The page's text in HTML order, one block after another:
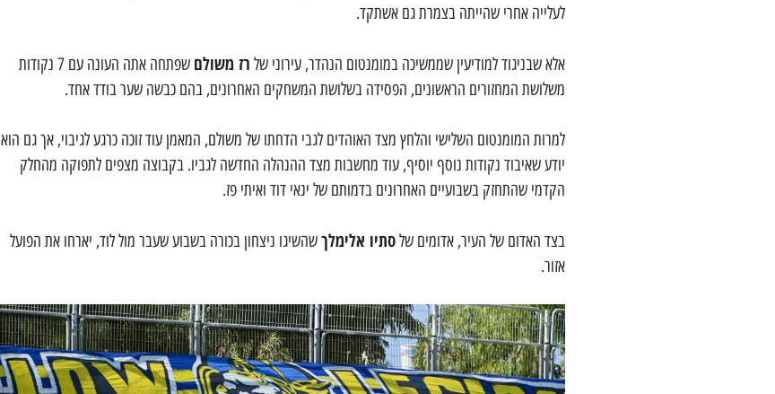
לעלייה אחרי שהייתה בצמרת גם אשתקד.
אלא שבניגוד למודיעין שממשיכה במומנטום הנהדר, עירוני של רז משולם
שפתחה אתה העונה עם 7 נקודות
משלושת המחזורים הראשונים, הפסידה בשלושת המשחקים האחרונים, בהם כבשה שער בודד אחד.
למרות המומנטום השלישי והלחץ מצד האוהדים לגבי הדחתו של משולם, המאמן עוד זוכה כרגע לגיבוי, אך גם הוא
יודע שאיבוד נקודות נוסף יוסיף, עוד מחשבות מצד ההנהלה החדשה לגביו. בקבוצה מצפים לתפוקה מהחלק
הקדמי שהתחזק בשבועיים האחרונים בדמותם של ינאי דוד ואיתי פז.
בצד האדום של העיר, אדומים שלסתיו אלימלךשהשיגו ניצחון בכורה בשבוע שעבר מול לוד, יארחו את הפועל
אזור.